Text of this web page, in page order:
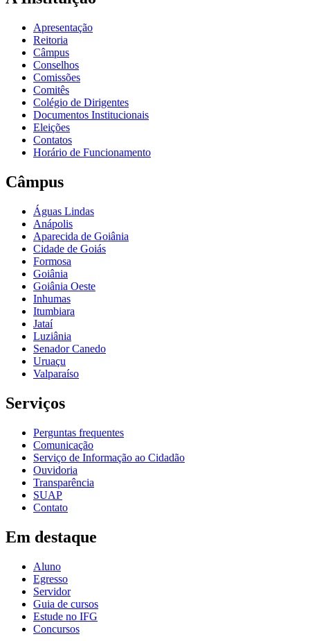
Apresentação
Reitoria
Câmpus
Conselhos
Comissões
Comitês
Colégio de Dirigentes
Documentos Institucionais
Eleições
Contatos
Horário de Funcionamento
Câmpus
Águas Lindas
Anápolis
Aparecida de Goiânia
Cidade de Goiás
Formosa
Goiânia
Goiânia Oeste
Inhumas
Itumbiara
Jataí
Luziânia
Senador Canedo
Uruaçu
Valparaíso
Serviços
Perguntas frequentes
Comunicação
Serviço de Informação ao Cidadão
Ouvidoria
Transparência
SUAP
Contato
Em destaque
Aluno
Egresso
Servidor
Guia de cursos
Estude no IFG
Concursos